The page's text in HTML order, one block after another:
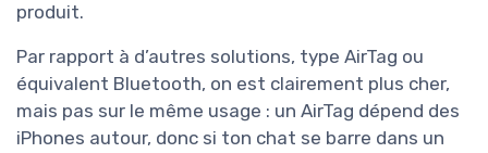
produit.
Par rapport à d’autres solutions, type AirTag ou
équivalent Bluetooth, on est clairement plus cher,
mais pas sur le même usage : un AirTag dépend des
iPhones autour, donc si ton chat se barre dans un